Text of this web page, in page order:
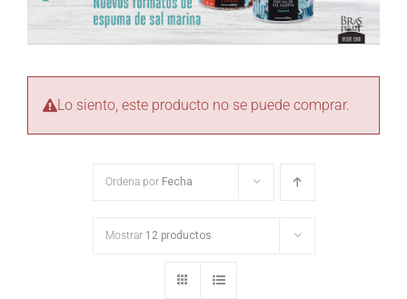
Lo siento, este producto no se puede comprar.
Ordena por Fecha
Mostrar 12 productos